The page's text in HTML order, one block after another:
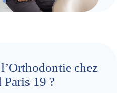
chez
19 ?